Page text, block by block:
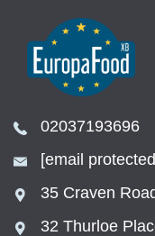
02037193696
[email
35 Craven
32 Thurloe